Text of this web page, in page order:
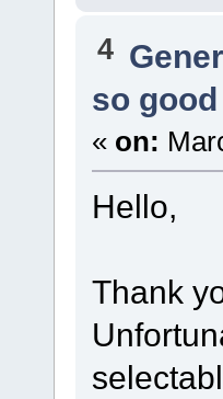
4
so
« on:
Hello,
Thank